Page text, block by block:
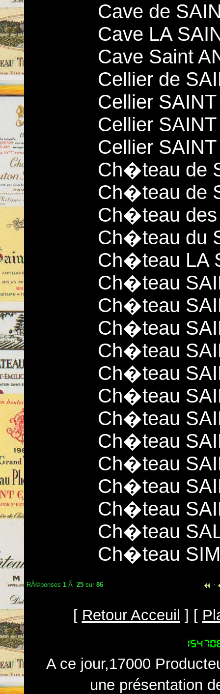
Cave de
Cave LA
Cave Saint
Cellier de
Cellier
Cellier
Cellier
Ch�teau de
Ch�teau de
Ch�teau des
Ch�teau du
Ch�teau LA
Ch�teau
Ch�teau
Ch�teau
Ch�teau
Ch�teau
Ch�teau
Ch�teau
Ch�teau
Ch�teau
Ch�teau
Ch�teau
Ch�teau
Ch�teau
RÃ©ponses 1 Ã 25 sur 86 ·
[ Retour Acceuil ] [
A ce jour,17000
une présentation